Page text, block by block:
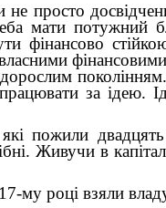
прос­то
мати потужний
фінансово
за ідею.
пожили
Живучи в
му році взяли